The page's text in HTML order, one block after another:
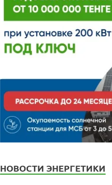
НОВОСТИ ЭНЕРГЕТИКИ